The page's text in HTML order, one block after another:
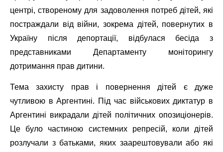
центрі, створеному для задоволення потреб дітей, які
постраждали від війни, зокрема дітей, повернутих в
Україну після депортації, відбулася бесіда з
представниками Департаменту моніторингу
дотримання прав дитини.
Тема захисту прав і повернення дітей є дуже
чутливою в Аргентині. Під час військових диктатур в
Аргентині викрадали дітей політичних опозиціонерів.
Це було частиною системних репресій, коли дітей
розлучали з батьками, яких заарештовували або які